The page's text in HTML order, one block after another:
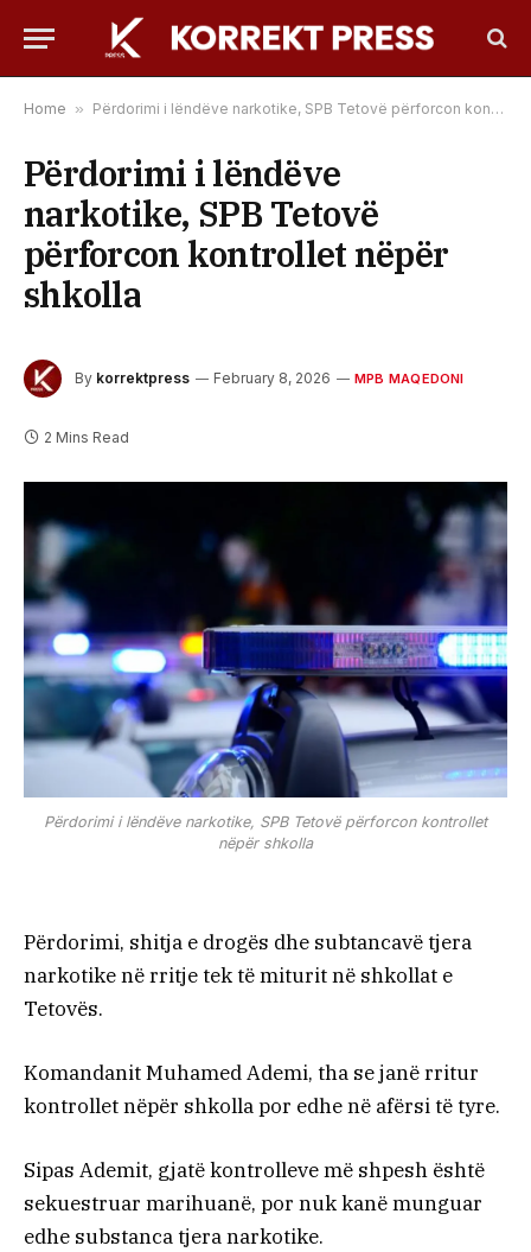
Home » Përdorimi i lëndëve narkotike, SPB Tetovë përforcon kontrollet nëpër shkolla
Përdorimi i lëndëve
narkotike, SPB Tetovë
përforcon kontrollet nëpër
shkolla
By korrektpress February 8, 2026 MPB MAQEDONI
2 Mins Read
Përdorimi i lëndëve narkotike, SPB Tetovë përforcon kontrollet
nëpër shkolla
Përdorimi, shitja e drogës dhe subtancavë tjera
narkotike në rritje tek të miturit në shkollat e
Tetovës.
Komandanit Muhamed Ademi, tha se janë rritur
kontrollet nëpër shkolla por edhe në afërsi të tyre.
Sipas Ademit, gjatë kontrolleve më shpesh është
sekuestruar marihuanë, por nuk kanë munguar
edhe substanca tjera narkotike.